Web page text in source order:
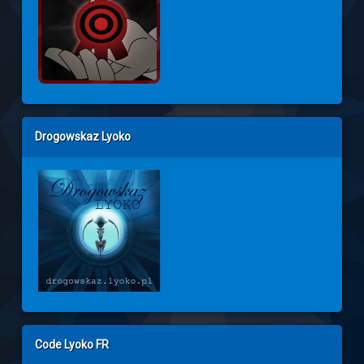
Drogowskaz Lyoko
Code Lyoko FR